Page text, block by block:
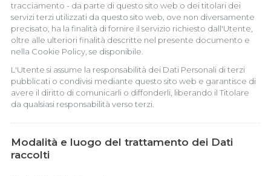
tracciamento - da parte di questo sito web o dei titolari dei
servizi terzi utilizzati da questo sito web, ove non diversamente
precisato, ha la finalità di fornire il servizio richiesto dall'Utente,
oltre alle ulteriori finalità descritte nel presente documento e
nella Cookie Policy, se disponibile.
L'Utente si assume la responsabilità dei Dati Personali di terzi
pubblicati o condivisi mediante questo sito web e garantisce di
avere il diritto di comunicarli o diffonderli, liberando il Titolare
da qualsiasi responsabilità verso terzi.
Modalità e luogo del trattamento dei Dati
raccolti